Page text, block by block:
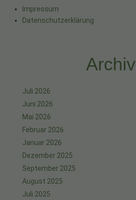
Impressum
Datenschutzerklärung
Archiv
Juli 2026
Juni 2026
Mai 2026
Februar 2026
Januar 2026
Dezember 2025
September 2025
August 2025
Juli 2025